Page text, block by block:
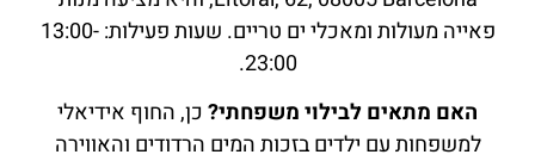
פאייה מעולות ומאכלי ים טריים. שעות פעילות: 13:00-
23:00.
האם מתאים לבילוי משפחתי?כן, החוף אידיאלי
למשפחות עם ילדים בזכות המים הרדודים והאווירה